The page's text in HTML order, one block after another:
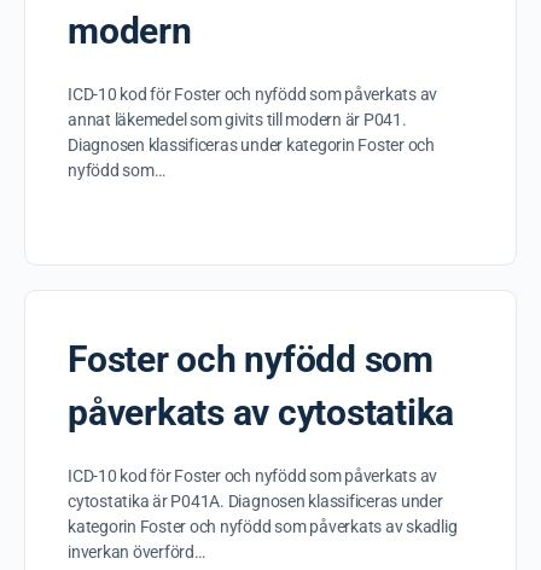
modern
ICD-10 kod för Foster och nyfödd som påverkats av
annat läkemedel som givits till modern är P041.
Diagnosen klassificeras under kategorin Foster och
nyfödd som…
Foster och nyfödd som
påverkats av cytostatika
ICD-10 kod för Foster och nyfödd som påverkats av
cytostatika är P041A. Diagnosen klassificeras under
kategorin Foster och nyfödd som påverkats av skadlig
inverkan överförd…